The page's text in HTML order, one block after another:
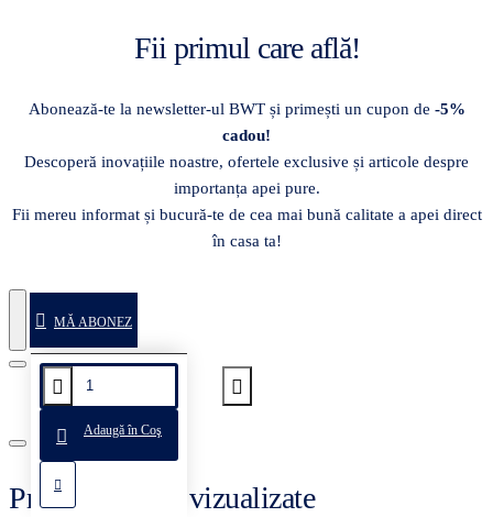
Adaugă în Coş
Fii primul care află!
Abonează-te la newsletter-ul BWT și primești un cupon de -5%
cadou!
Descoperă inovațiile noastre, ofertele exclusive și articole despre
importanța apei pure.
Fii mereu informat și bucură-te de cea mai bună calitate a apei direct
în casa ta!
MĂ ABONEZ
Produse recent vizualizate